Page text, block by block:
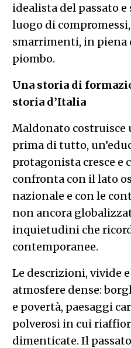
idealista del passato e
luogo di
smarrimenti, in piena
piombo.
Una storia di
storia d’Italia
Maldonato costruisce
prima di tutto,
protagonista cresce e
confronta con il lato
nazionale e con le
non ancora
inquietudini che
contemporanee.
Le descrizioni, vivide
atmosfere dense:
e povertà, paesaggi
polverosi in cui
dimenticate. Il